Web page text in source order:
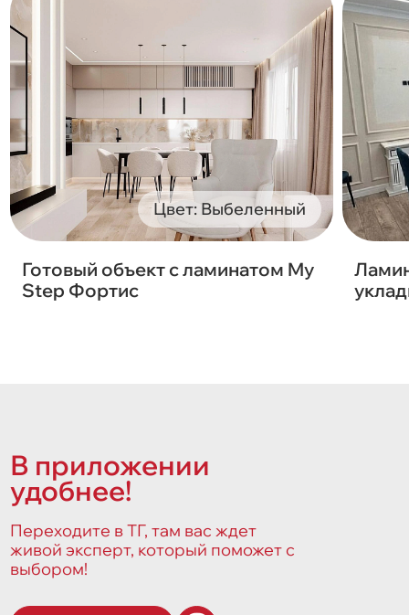
Цвет: Выбеленный
Готовый объект с ламинатом My
Step Фортис
В приложении
удобнее!
Переходите в ТГ, там вас ждет
живой эксперт, который поможет с
выбором!